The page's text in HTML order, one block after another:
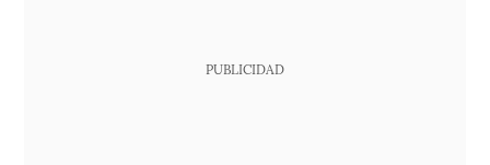
PUBLICIDAD